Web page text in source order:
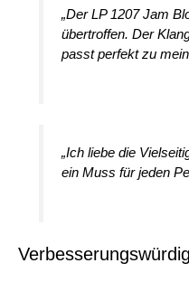
„Der LP 1207 Jam
übertroffen. Der
passt perfekt zu
„Ich liebe die
ein Muss für jeden